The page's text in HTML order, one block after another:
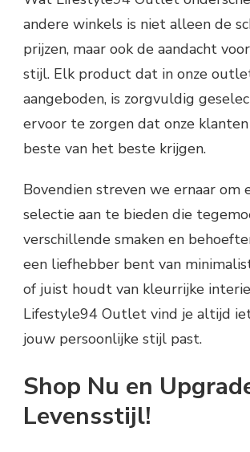
andere winkels is niet alleen de
prijzen, maar ook de aandacht
stijl. Elk product dat in onze
aangeboden, is zorgvuldig
ervoor te zorgen dat onze
beste van het beste krijgen.
Bovendien streven we ernaar om
selectie aan te bieden die
verschillende smaken en
een liefhebber bent van
of juist houdt van kleurrijke
Lifestyle94 Outlet vind je altijd
jouw persoonlijke stijl past.
Shop Nu en
Levensstijl!